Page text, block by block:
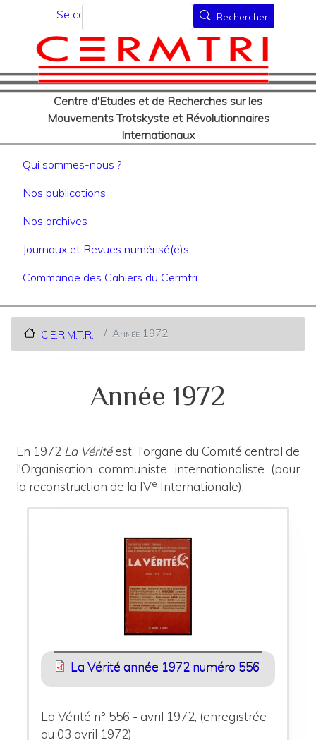
au
contenu
principal
Menu du compte de
Se connecter
Centre d'Etudes et de Recherches sur les
Mouvements Trotskyste et Révolutionnaires
Internationaux
Rechercher Rechercher
Navigation principale
Qui sommes-nous ?
Nos publications
Nos archives
Journaux et Revues numérisé(e)s
Commande des Cahiers du Cermtri
C.E.R.M.T.R.I Année 1972
Année 1972
En 1972 La Véritéest l'organe du Comité central de
l'Organisation communiste internationaliste (pour
la reconstruction de la IVe Internationale).
La Vérité année 1972 numéro 556
La Vérité n° 556 - avril 1972, (enregistrée
au 03 avril 1972)